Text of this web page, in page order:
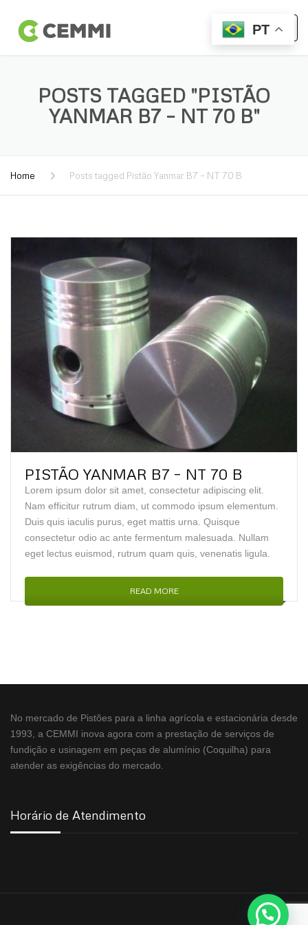
POSTS TAGGED "PISTÃO
YANMAR B7 – NT 70 B"
Home Posts tagged Pistão Yanmar B7 – NT 70 B
PISTÃO YANMAR B7 – NT 70 B
Lorem ipsum dolor sit amet, consectetur adipiscing elit.
Nam efficitur rutrum diam, ut commodo ipsum elementum.
Duis quis iaculis purus, eget mattis urna. Quisque
consectetur odio ac ante fermentum malesuada. Nullam
eget lectus euismod, rutrum quam quis, venenatis ligula.
READ MORE
No mercado de Pistões para a linha agrícola e estacionária desde
1993, a CEMMI inova agora com a prestação de serviços de
fundição e usinagem em peças de alumínio (Coquilha) para
atender as exigências do mercado.
Horário de Atendimento
PT